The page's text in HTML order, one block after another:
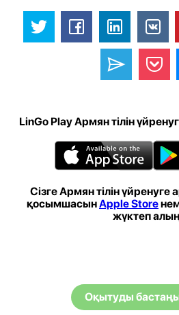
LinGo Play Армян тілін
Сізге Армян тілін үйренуге
қосымшасынApple Store
жүктеп
Оқытуды